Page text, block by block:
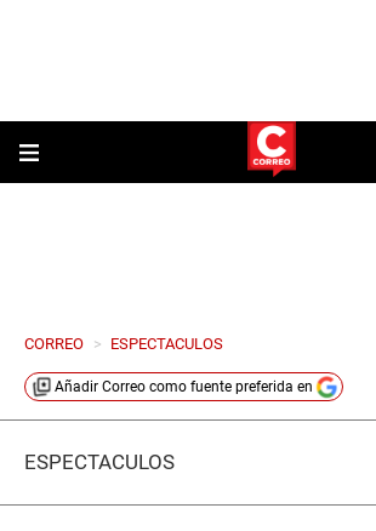
CORREO > ESPECTACULOS
Añadir Correo como fuente preferida en
ESPECTÁCULOS